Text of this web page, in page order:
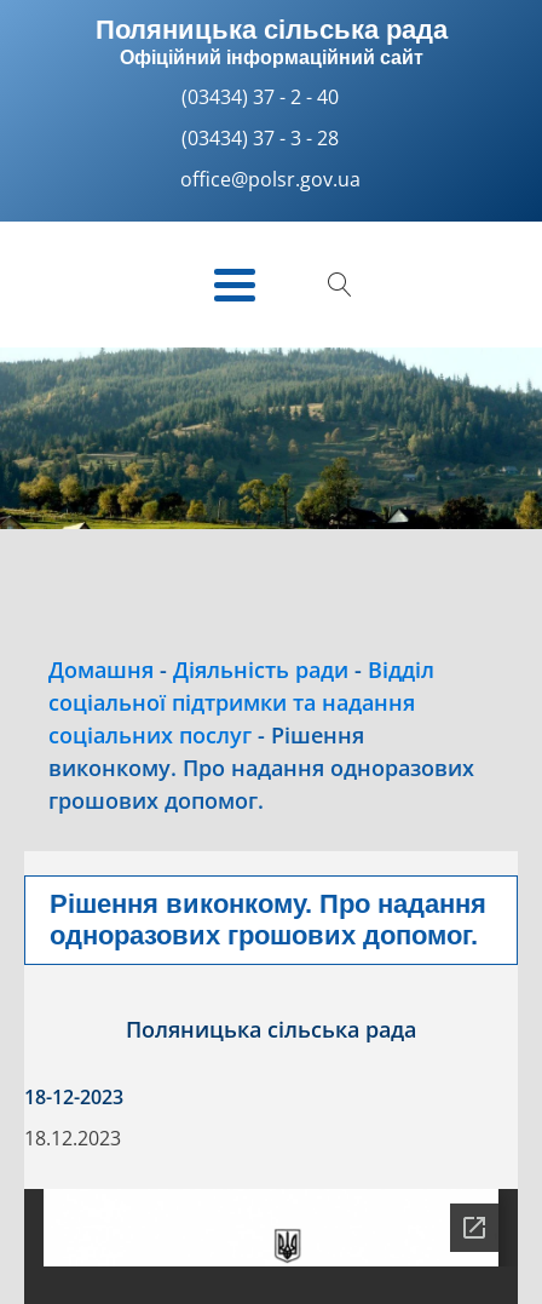
Поляницька сільська рада
Офіційний інформаційний сайт
(03434) 37 - 2 - 40
(03434) 37 - 3 - 28
office@polsr.gov.ua
Домашня - Діяльність ради - Відділ
соціальної підтримки та надання
соціальних послуг - Рішення
виконкому. Про надання одноразових
грошових допомог.
Рішення виконкому. Про надання
одноразових грошових допомог.
Поляницька сільська рада
18-12-2023
18.12.2023